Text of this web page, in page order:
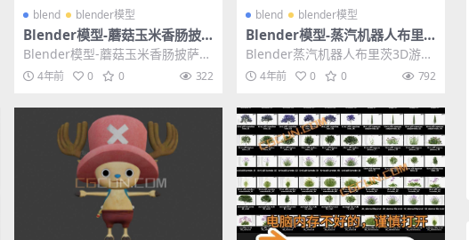
blend blender模型
Blender模型-蘑菇玉米香肠披
萨3D模型文件格式blend
Blender模型-蘑菇玉米香肠披萨3
D模型文件格式blend 其他推荐: B
l... 4年前 0 0 322
blend blender模型
Blender模型-蒸汽机器人布里
茨3D游戏人物模型素材
Blender蒸汽机器人布里茨3D游戏
人物模型素材 其他推荐: Blender
模...4年前 0 0 792